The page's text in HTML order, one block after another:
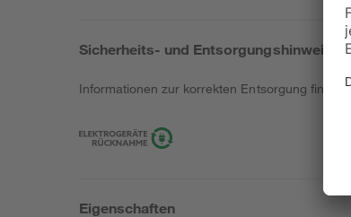
Sicherheits- und Entsorgungshinweise
Informationen zur korrekten Entsorgung
Eigenschaften